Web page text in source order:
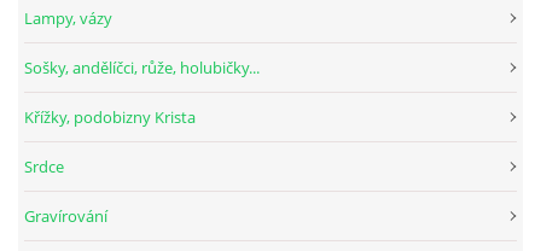
Lampy, vázy
Sošky, andělíčci, růže, holubičky...
Křížky, podobizny Krista
Srdce
Gravírování